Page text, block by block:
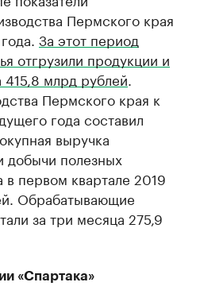
Пермского края
За этот период
отгрузили продукции и
млрд рублей
Пермского края к
года составил
выручка
добычи полезных
в первом квартале 2019
Обрабатывающие
за три месяца 275,9
«Спартака»